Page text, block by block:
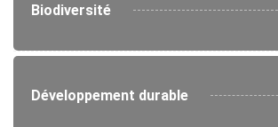
Biodiversité
Développement durable